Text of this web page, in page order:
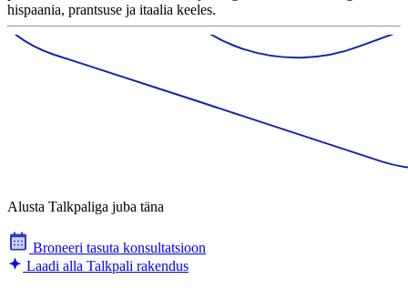
hispaania, prantsuse ja itaalia keeles.
Alusta Talkpaliga juba täna
Broneeri tasuta konsultatsioon
Laadi alla Talkpali rakendus